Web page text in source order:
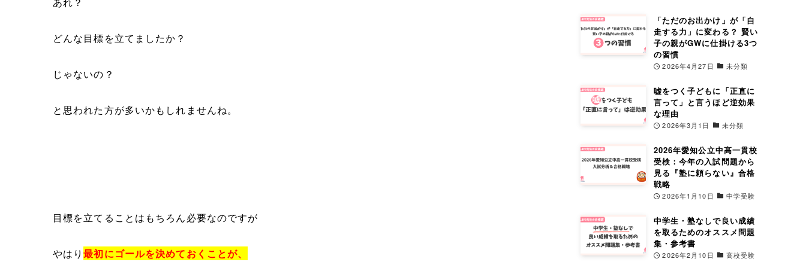
どんな目標を立てましたか？
じゃないの？
と思われた方が多いかもしれませんね。
目標を立てることはもちろん必要なのですが
やはり最初にゴールを決めておくことが、
「ただのお出かけ」が「自
走する力」に変わる？ 賢い
子の親がGWに仕掛ける3つ
の習慣
2026年4月27日 未分類
嘘をつく子どもに「正直に
言って」と言うほど逆効果
な理由
2026年3月1日 未分類
2026年愛知公立中高一貫校
受検：今年の入試問題から
見る『塾に頼らない』合格
戦略
2026年1月10日 中学受験
中学生・塾なしで良い成績
を取るためのオススメ問題
集・参考書
2026年2月10日 高校受験